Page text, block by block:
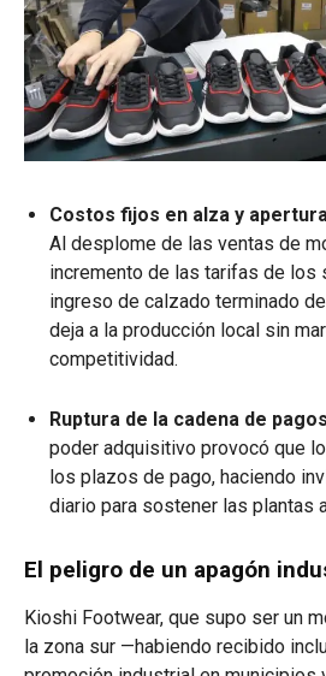
Costos fijos en alza y
Al desplome de las ventas de
incremento de las tarifas de
ingreso de calzado terminado
deja a la producción local sin
competitividad.
Ruptura de la cadena de
poder adquisitivo provocó que
los plazos de pago, haciendo
diario para sostener las plantas
El peligro de un apagón
Kioshi Footwear, que supo ser un
la zona sur —habiendo recibido